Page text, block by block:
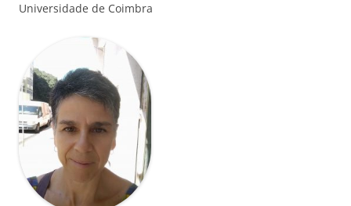
Universidade de Coimbra